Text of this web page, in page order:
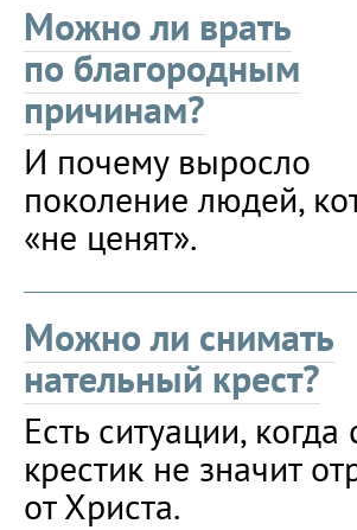
Можно ли врать
по благородным
причинам?
И почему выросло
поколение людей,
«не ценят».
Можно ли снимать
нательный крест?
Есть ситуации, когда
крестик не значит
от Христа.